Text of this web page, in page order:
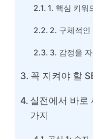
1. 핵심 키워
2. 구체적인
3. 감정을
꼭 지켜야 할
실전에서 바로
가지